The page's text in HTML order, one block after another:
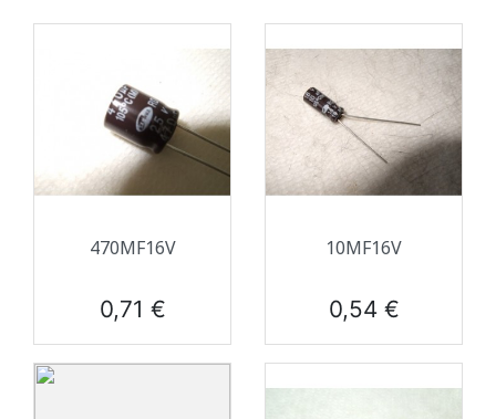
470ΜF16V
Prix
0,71 €
10ΜF16V
Prix
0,54 €